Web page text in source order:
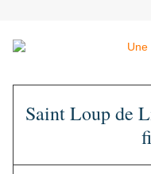
Saint Loup de